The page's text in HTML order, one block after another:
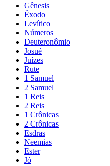
Gênesis
Êxodo
Levítico
Números
Deuteronômio
Josué
Juízes
Rute
1 Samuel
2 Samuel
1 Reis
2 Reis
1 Crônicas
2 Crônicas
Esdras
Neemias
Ester
Jó